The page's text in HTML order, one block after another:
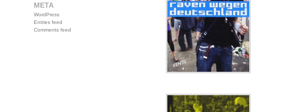
META
WordPress
Entries feed
Comments feed